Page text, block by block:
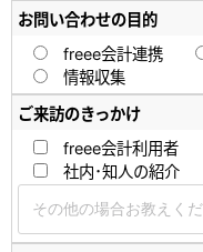
お問い合わせの目的
freee会計連携
情報収集
ご来訪のきっかけ
freee会計利用者
社内･知人の紹介